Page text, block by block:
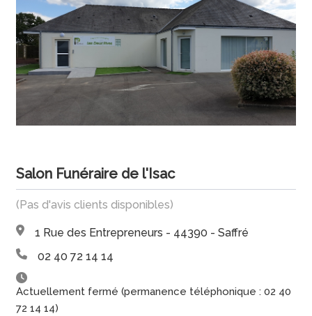
Salon Funéraire de l'Isac
(Pas d'avis clients disponibles)
1 Rue des Entrepreneurs - 44390 - Saffré
02 40 72 14 14
Actuellement fermé (permanence téléphonique : 02 40
72 14 14)